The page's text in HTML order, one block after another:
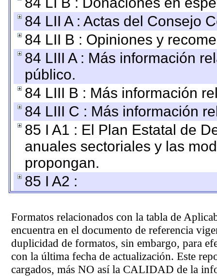
84 LII A : Actas del Consejo
84 LII B : Opiniones y
84 LIII A : Más información
público.
84 LIII B : Más información
84 LIII C : Más información
85 I A1 : El Plan Estatal de
anuales sectoriales y las
propongan.
85 I A2 :
Formatos relacionados con la tabla de
encuentra en el documento de referencia
duplicidad de formatos, sin embargo, para
con la última fecha de actualización. Este
cargados, más NO así la CALIDAD de la